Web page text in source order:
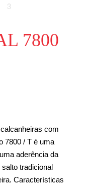
3
7800
com
7800 / T é uma
aderência da
tradicional
Características